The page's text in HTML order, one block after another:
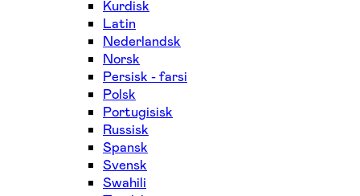
Kurdisk
Latin
Nederlandsk
Norsk
Persisk - farsi
Polsk
Portugisisk
Russisk
Spansk
Svensk
Swahili